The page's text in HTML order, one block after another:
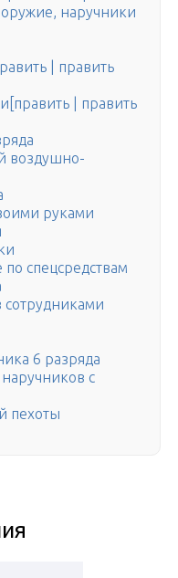
оружие, наручники
| править
| править
воздушно-
руками
спецсредствам
6 разряда
с
пехоты